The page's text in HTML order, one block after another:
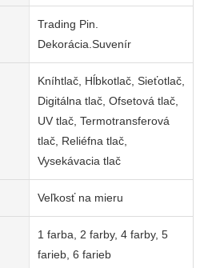
Trading Pin.
Dekorácia.Suvenír
Kníhtlač, Hĺbkotlač, Sieťotlač,
Digitálna tlač, Ofsetová tlač,
UV tlač, Termotransferová
tlač, Reliéfna tlač,
Vysekávacia tlač
Veľkosť na mieru
1 farba, 2 farby, 4 farby, 5
farieb, 6 farieb